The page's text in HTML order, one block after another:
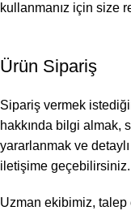
kullanmanız için size
Ürün Sipariş
Sipariş vermek
hakkında bilgi almak,
yararlanmak ve
iletişime geçebilirsiniz.
Uzman ekibimiz, talep